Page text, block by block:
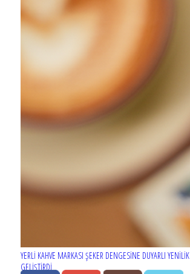
YERLİ KAHVE MARKASI ŞEKER DENGESİNE DUYARLI YENİLİK
GELİŞTİRDİ